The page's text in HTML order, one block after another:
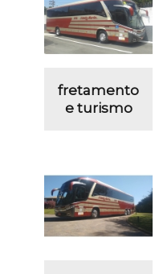
fretamento
e turismo